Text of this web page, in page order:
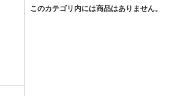
このカテゴリ内には商品はありません。